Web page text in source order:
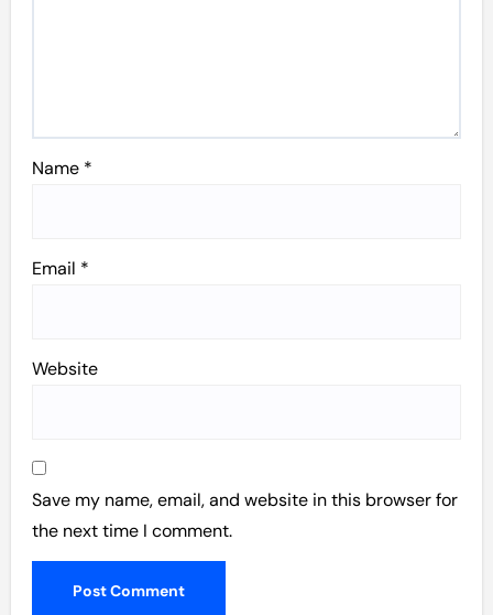
Name *
Email *
Website
Save my name, email, and website in this browser for
the next time I comment.